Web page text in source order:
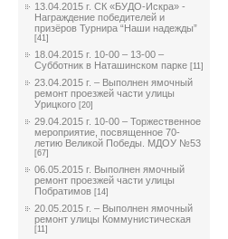
13.04.2015 г. СК «БУДО-Искра» -
Награждение победителей и
призёров Турнира “Наши надежды”
[41]
18.04.2015 г. 10-00 – 13-00 –
Субботник в Наташинском парке [11]
23.04.2015 г. – Выполнен ямочный
ремонт проезжей части улицы
Урицкого [20]
29.04.2015 г. 10-00 – Торжественное
мероприятие, посвященное 70-
летию Великой Победы. МДОУ №53
[67]
06.05.2015 г. Выполнен ямочный
ремонт проезжей части улицы
Побратимов [14]
20.05.2015 г. – Выполнен ямочный
ремонт улицы Коммунистическая
[11]